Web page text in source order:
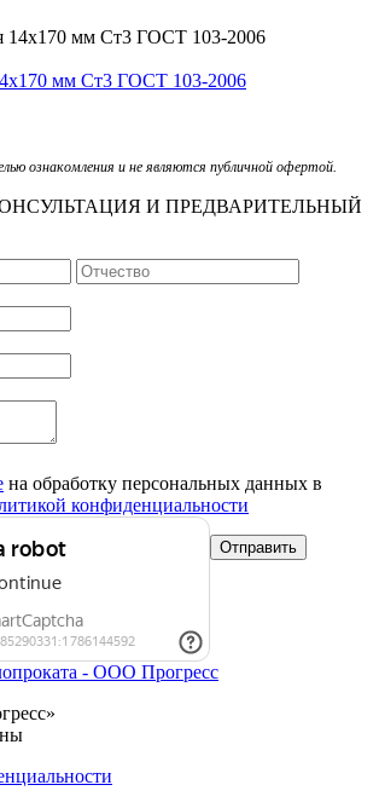
мм Ст3 ГОСТ 103-2006
ознакомления и не являются публичной офертой.
И ПРЕДВАРИТЕЛЬНЫЙ
на обработку персональных данных в
конфиденциальности